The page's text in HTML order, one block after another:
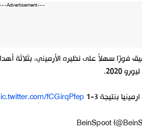
---Advertisement---
فوزًا سهلاً على نظيره الأرميني، بثلاثة
2020.
بنتيجة 3-1
fCGirqPfep